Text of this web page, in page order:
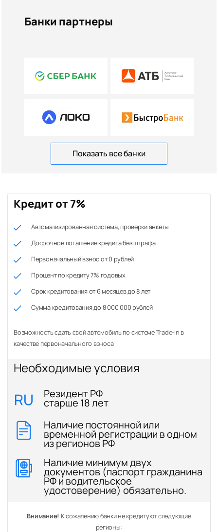
Банки партнеры
Показать все банки
Кредит от 7%
Автоматизированная система, проверки анкеты
Досрочное погашение кредита без штрафа
Первоначальный взнос от 0 рублей
Процент по кредиту 7% годовых
Срок кредитования от 6 месяцев до 8 лет
Сумма кредитования до 8 000 000 рублей
Возможность сдать свой автомобиль по системе Trade-in в
качестве первоначального взноса
Необходимые условия
Резидент РФ
старше 18 лет
Наличие постоянной или
временной регистрации в одном
из регионов РФ
Наличие минимум двух
документов (паспорт гражданина
РФ и водительское
удостоверение) обязательно.
Внимание! К сожалению банки не кредитуют следующие
регионы: